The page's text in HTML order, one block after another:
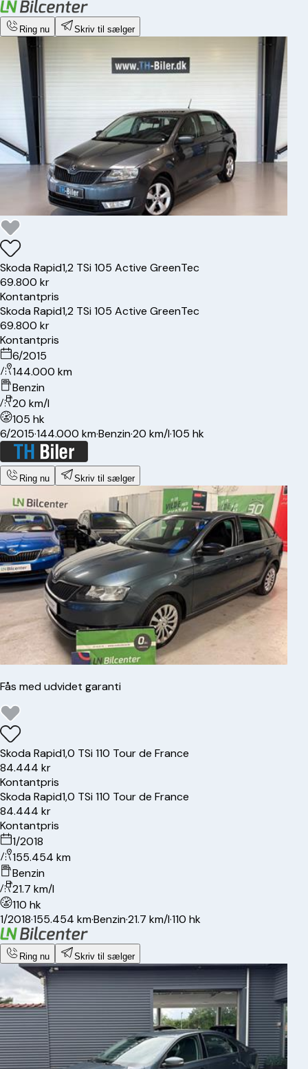
Ring nu Skriv til sælger
SkodaRapid1,2 TSi 105 Active GreenTec
69.800 kr
Kontantpris
SkodaRapid1,2 TSi 105 Active GreenTec
69.800 kr
Kontantpris
6/2015
144.000 km
Benzin
20 km/l
105 hk
6/2015·144.000 km·Benzin·20 km/l·105 hk
Ring nu Skriv til sælger
Fås med udvidet garanti
SkodaRapid1,0 TSi 110 Tour de France
84.444 kr
Kontantpris
SkodaRapid1,0 TSi 110 Tour de France
84.444 kr
Kontantpris
1/2018
155.454 km
Benzin
21.7 km/l
110 hk
1/2018·155.454 km·Benzin·21.7 km/l·110 hk
Ring nu Skriv til sælger